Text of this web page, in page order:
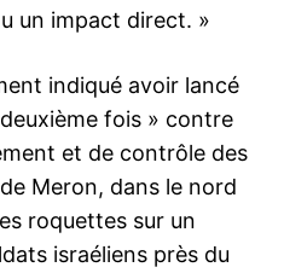
un impact direct. »
indiqué avoir lancé
fois » contre
et de contrôle des
Meron, dans le nord
roquettes sur un
israéliens près du